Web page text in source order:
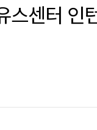
스센터 인